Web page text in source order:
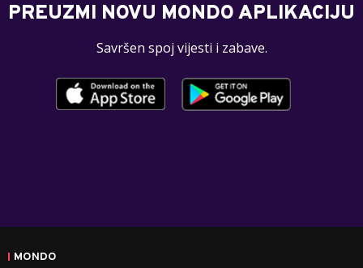
PREUZMI NOVU MONDO APLIKACIJU
Savršen spoj vijesti i zabave.
MONDO